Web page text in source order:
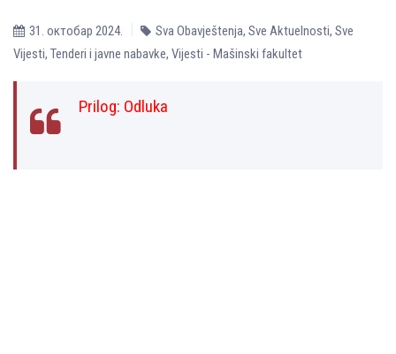
31. октобар 2024. Sva Obavještenja, Sve Aktuelnosti, Sve
Vijesti, Tenderi i javne nabavke, Vijesti - Mašinski fakultet
Prilog: Odluka